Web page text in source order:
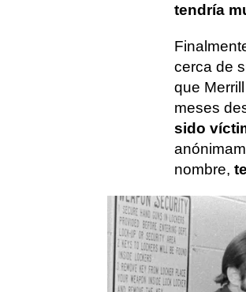
tendría
cerca de
que
meses
sido
nombre,